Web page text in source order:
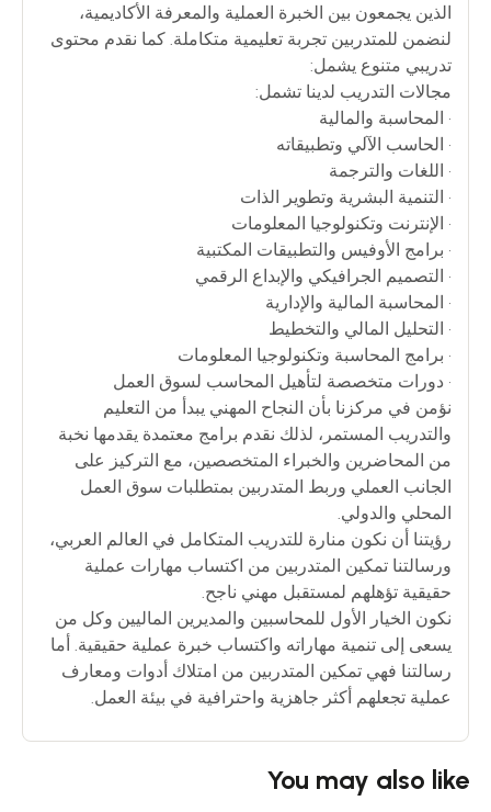
الذين يجمعون بين الخبرة العملية والمعرفة الأكاديمية،
لنضمن للمتدربين تجربة تعليمية متكاملة. كما نقدم محتوى
تدريبي متنوع يشمل:
مجالات التدريب لدينا تشمل:
• المحاسبة والمالية
• الحاسب الآلي وتطبيقاته
• اللغات والترجمة
• التنمية البشرية وتطوير الذات
• الإنترنت وتكنولوجيا المعلومات
• برامج الأوفيس والتطبيقات المكتبية
• التصميم الجرافيكي والإبداع الرقمي
• المحاسبة المالية والإدارية
• التحليل المالي والتخطيط
• برامج المحاسبة وتكنولوجيا المعلومات
• دورات متخصصة لتأهيل المحاسب لسوق العمل
نؤمن في مركزنا بأن النجاح المهني يبدأ من التعليم
والتدريب المستمر، لذلك نقدم برامج معتمدة يقدمها نخبة
من المحاضرين والخبراء المتخصصين، مع التركيز على
الجانب العملي وربط المتدربين بمتطلبات سوق العمل
المحلي والدولي.
رؤيتنا أن نكون منارة للتدريب المتكامل في العالم العربي،
ورسالتنا تمكين المتدربين من اكتساب مهارات عملية
حقيقية تؤهلهم لمستقبل مهني ناجح.
نكون الخيار الأول للمحاسبين والمديرين الماليين وكل من
يسعى إلى تنمية مهاراته واكتساب خبرة عملية حقيقية. أما
رسالتنا فهي تمكين المتدربين من امتلاك أدوات ومعارف
عملية تجعلهم أكثر جاهزية واحترافية في بيئة العمل.
You may also like